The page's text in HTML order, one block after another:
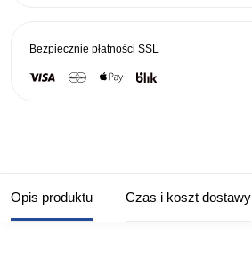
Bezpiecznie płatności SSL
Opis produktu Czas i koszt dostawy